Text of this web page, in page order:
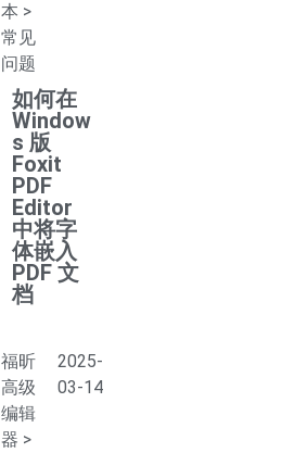
本 >
常见
问题
如何在
Window
s 版
Foxit
PDF
Editor
中将字
体嵌入
PDF 文
档
福昕
高级
编辑
器 >
2025-
03-14